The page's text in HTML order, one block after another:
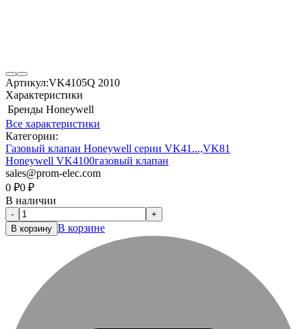
Артикул:VK4105Q 2010
Характеристики
Бренды Honeywell
Все характеристики
Категории:
Газовый клапан Honeywell серии VK41...,VK81
Honeywell VK4100газовый клапан
sales@prom-elec.com
0 ₽0 ₽
В наличии
-
+
В корзину В корзине